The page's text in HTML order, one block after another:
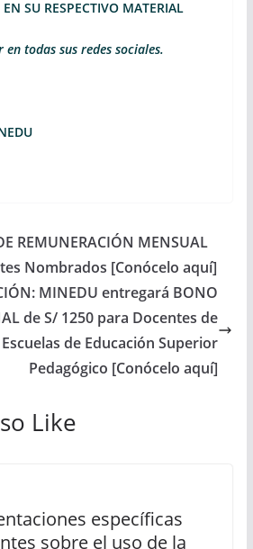
EN SU RESPECTIVO MATERIAL
todas sus redes sociales.
REMUNERACIÓN MENSUAL
Nombrados [Conócelo aquí]
MINEDU entregará BONO
de S/ 1250 para Docentes de
de Educación Superior
Pedagógico [Conócelo aquí]
Like
específicas
sobre el uso de la